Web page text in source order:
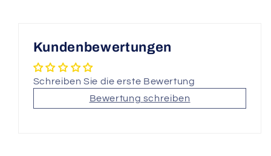
Kundenbewertungen
Schreiben Sie die erste Bewertung
Bewertung schreiben